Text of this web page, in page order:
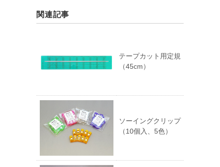
関連記事
テープカット用定規
（45cm）
ソーイングクリップ
（10個入、5色）